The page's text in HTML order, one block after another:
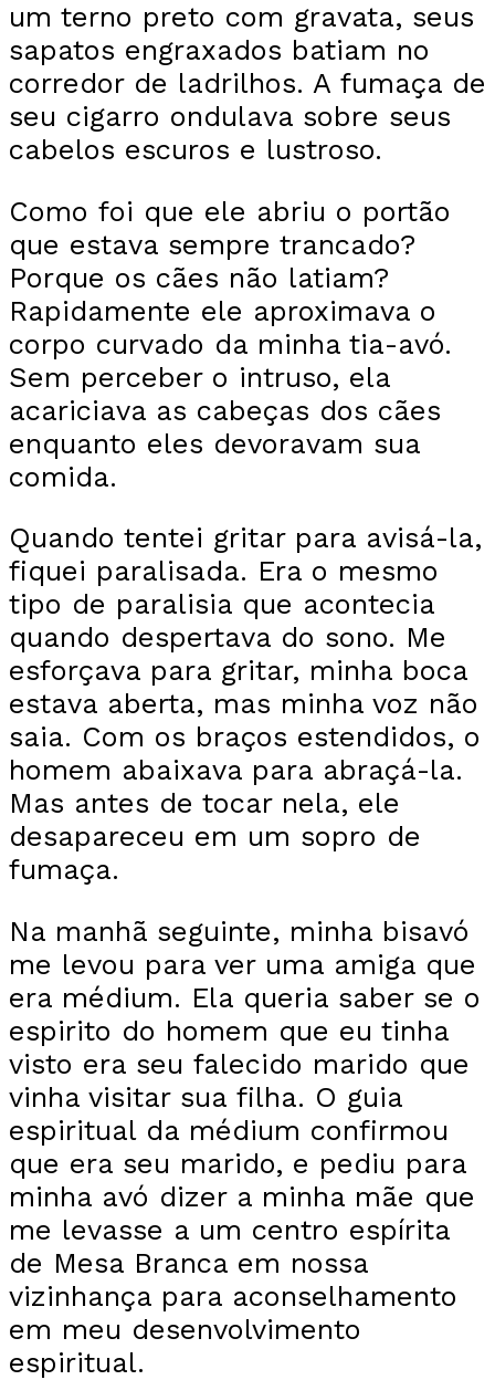
um terno preto com gravata, seus
sapatos engraxados batiam no
corredor de ladrilhos. A fumaça de
seu cigarro ondulava sobre seus
cabelos escuros e lustroso.
Como foi que ele abriu o portão
que estava sempre trancado?
Porque os cães não latiam?
Rapidamente ele aproximava o
corpo curvado da minha tia-avó.
Sem perceber o intruso, ela
acariciava as cabeças dos cães
enquanto eles devoravam sua
comida.
Quando tentei gritar para avisá-la,
fiquei paralisada. Era o mesmo
tipo de paralisia que acontecia
quando despertava do sono. Me
esforçava para gritar, minha boca
estava aberta, mas minha voz não
saia. Com os braços estendidos, o
homem abaixava para abraçá-la.
Mas antes de tocar nela, ele
desapareceu em um sopro de
fumaça.
Na manhã seguinte, minha bisavó
me levou para ver uma amiga que
era médium. Ela queria saber se o
espirito do homem que eu tinha
visto era seu falecido marido que
vinha visitar sua filha. O guia
espiritual da médium confirmou
que era seu marido, e pediu para
minha avó dizer a minha mãe que
me levasse a um centro espírita
de Mesa Branca em nossa
vizinhança para aconselhamento
em meu desenvolvimento
espiritual.